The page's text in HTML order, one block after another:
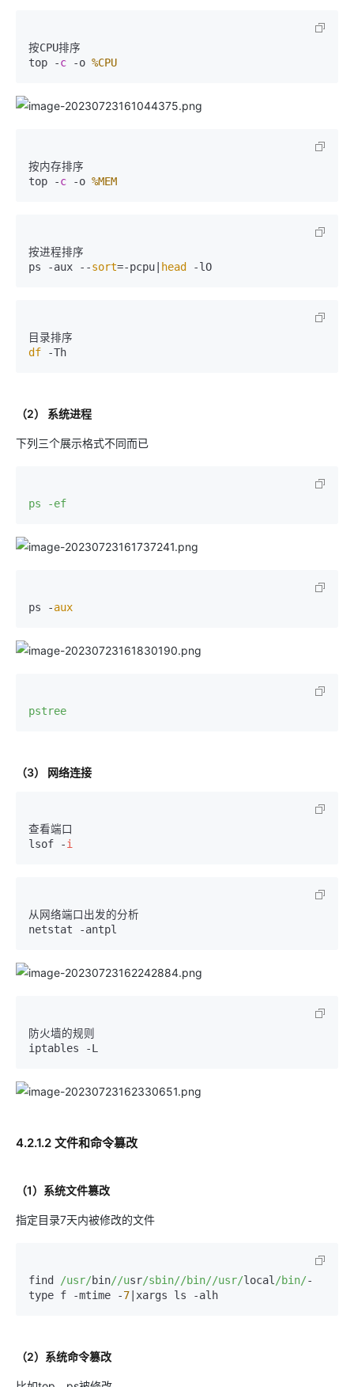
按CPU排序
top -c -o %CPU
按内存排序
top -c -o %MEM
按进程排序
ps -aux --sort=-pcpu| head
df
（2） 系统进程
下列三个展示格式不同而已
ps -ef
ps -aux
pstree
（3） 网络连接
查看端口
lsof -i
从网络端口出发的分析
防火墙的规则
4.2.1.2 文件和命令篡改
（1）系统文件篡改
指定目录7天内被修改的文件
find /usr/bin//usr/sbin//bin//usr/local /bin/-
type f -mtime -7
（2）系统命令篡改